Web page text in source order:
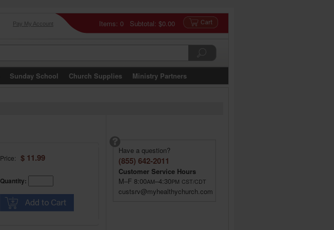
Items: 0 Subtotal: $0.00
Pay My Account
Sunday School Church Supplies Ministry Partners
Price: $ 11.99
Quantity:
Have a question?
(855) 642-2011
Customer Service Hours
M–F 8:00AM–4:30PM CST/CDT
custsrv@myhealthychurch.com